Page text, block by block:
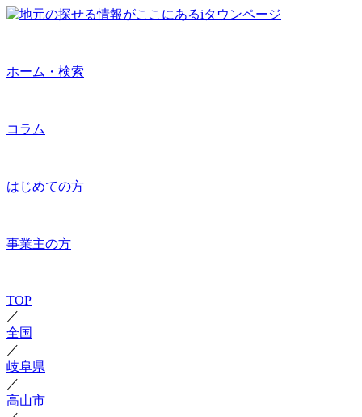
ホーム・検索
コラム
はじめての方
事業主の方
TOP
／
全国
／
岐阜県
／
高山市